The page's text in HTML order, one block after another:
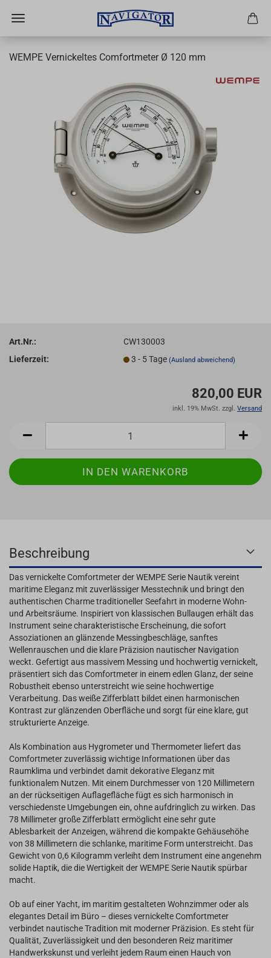
WEMPE Vernickeltes Comfortmeter Ø 120 mm
Art.Nr.:
CW130003
Lieferzeit:
3 - 5 Tage(Ausland abweichend)
820,00 EUR
inkl. 19% MwSt. zzgl. Versand
Beschreibung
Das vernickelte Comfortmeter der WEMPE Serie Nautik vereint
maritime Eleganz mit zuverlässiger Messtechnik und bringt den
authentischen Charme traditioneller Seefahrt in moderne Wohn-
und Arbeitsräume. Inspiriert von klassischen Bullaugen erhält das
Instrument seine charakteristische Erscheinung, die sofort
Assoziationen an glänzende Messingbeschläge, sanftes
Wellenrauschen und die klare Präzision nautischer Navigation
weckt. Gefertigt aus massivem Messing und hochwertig vernickelt,
präsentiert sich das Comfortmeter in einem edlen Glanz, der seine
Robustheit ebenso unterstreicht wie seine hochwertige
Verarbeitung. Das weiße Zifferblatt bildet einen harmonischen
Kontrast zur glänzenden Oberfläche und sorgt für eine klare, gut
strukturierte Anzeige.
Als Kombination aus Hygrometer und Thermometer liefert das
Comfortmeter zuverlässig wichtige Informationen über das
Raumklima und verbindet damit dekorative Eleganz mit
funktionalem Nutzen. Mit einem Durchmesser von 120 Millimetern
an der rückseitigen Auflagefläche fügt es sich harmonisch in
verschiedenste Umgebungen ein, ohne aufdringlich zu wirken. Das
78 Millimeter große Zifferblatt ermöglicht eine sehr gute
Ablesbarkeit der Anzeigen, während die kompakte Gehäusehöhe
von 38 Millimetern die schlanke, maritime Form unterstreicht. Das
Gewicht von 0,6 Kilogramm verleiht dem Instrument eine angenehm
solide Haptik, die die Wertigkeit der WEMPE Serie Nautik spürbar
macht.
Ob auf einer Yacht, im maritim gestalteten Wohnzimmer oder als
elegantes Detail im Büro – dieses vernickelte Comfortmeter
verbindet nautische Tradition mit moderner Präzision. Es steht für
Qualität, Zuverlässigkeit und den besonderen Reiz maritimer
Handwerkskunst und verleiht jedem Raum einen Hauch von